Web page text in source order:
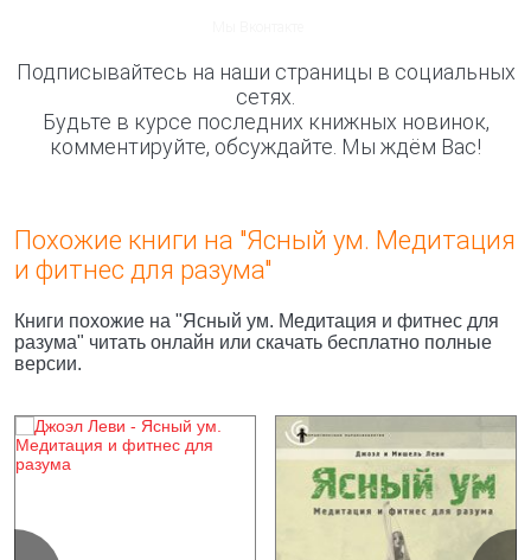
Подписывайтесь на наши страницы в социальных
сетях.
Будьте в курсе последних книжных новинок,
комментируйте, обсуждайте. Мы ждём Вас!
Похожие книги на "Ясный ум. Медитация
и фитнес для разума"
Книги похожие на "Ясный ум. Медитация и фитнес для
разума" читать онлайн или скачать бесплатно полные
версии.